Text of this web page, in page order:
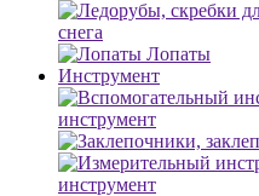
снега
Лопаты
Инструмент
инструмент
инструмент